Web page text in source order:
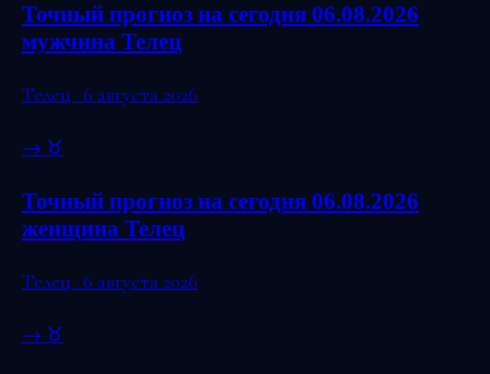
Точный прогноз на сегодня 06.08.2026
мужчина Телец
Телец · 6 августа 2026
→ ♉
Точный прогноз на сегодня 06.08.2026
женщина Телец
Телец · 6 августа 2026
→ ♉